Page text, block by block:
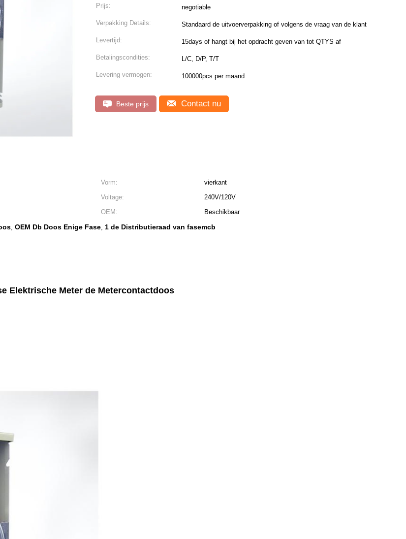
Prijs: negotiable
Verpakking Details: Standaard de uitvoerverpakking of volgens de vraag van de klant
Levertijd: 15days of hangt bij het opdracht geven van tot QTYS af
Betalingscondities: L/C, D/P, T/T
Levering vermogen: 100000pcs per maand
Beste prijs Contact nu
Vorm:
vierkant
Voltage:
240V/120V
OEM:
Beschikbaar
, OEM Db Doos Enige Fase, 1 de Distributieraad van fasemcb
Elektrische Meter de Metercontactdoos